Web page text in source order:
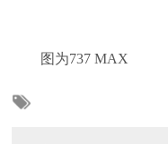
图为737 MAX